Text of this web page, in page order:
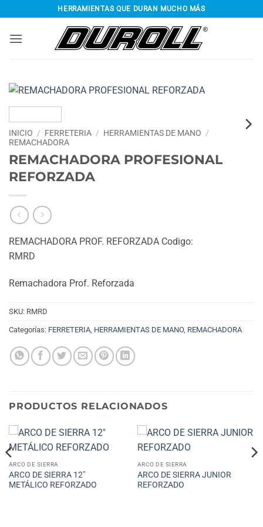
al
contenido
HERRAMIENTAS QUE DURAN MUCHO MÁS
INICIO / FERRETERIA / HERRAMIENTAS DE MANO /
REMACHADORA
REMACHADORA PROFESIONAL
REFORZADA
REMACHADORA PROF. REFORZADA Codigo:
RMRD
Remachadora Prof. Reforzada
SKU: RMRD
Categorías: FERRETERIA, HERRAMIENTAS DE MANO, REMACHADORA
PRODUCTOS RELACIONADOS
ARCO DE SIERRA
ARCO DE SIERRA 12″
METÁLICO REFORZADO
ARCO DE SIERRA
ARCO DE SIERRA JUNIOR
REFORZADO